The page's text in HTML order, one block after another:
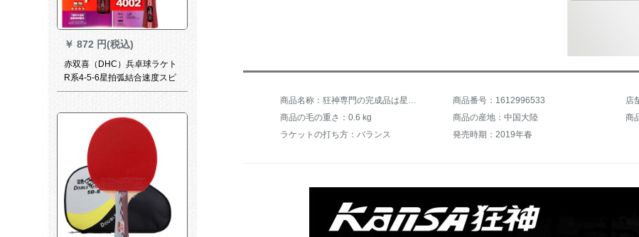
￥ 872 円(税込)
赤双喜（DHC）兵卓球ラケト
R系4-5-6星拍弧結合速度スピ
リット·ドナ·ク7階純木総合攻
商品番号：1612996533
店
商品の毛の重さ：0.6 kg
商品の産地：中国大陸
商
ラケットの打ち方：バランス
発売時期：2019年春